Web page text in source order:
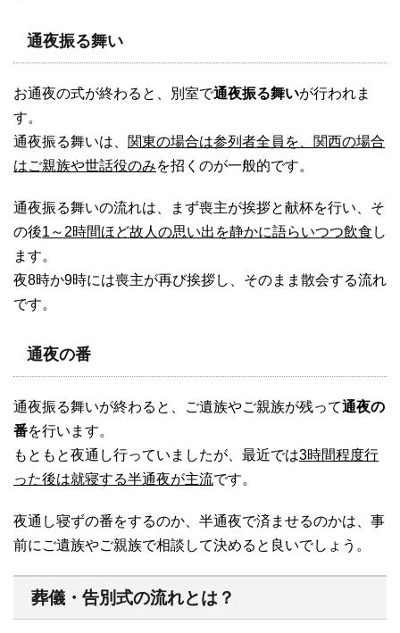
通夜振る舞い
お通夜の式が終わると、別室で通夜振る舞いが行われま
す。
通夜振る舞いは、 関東の場合は参列者全員を、関西の場合
はご親族や世話役のみを招くのが一般的です。
通夜振る舞いの流れは、まず喪主が挨拶と献杯を行い、そ
の後1～2時間ほど故人の思い出を静かに語らいつつ飲食 し
ます。
夜8時か9時には喪主が再び挨拶し、そのまま散会する流れ
です。
通夜の番
通夜振る舞いが終わると、ご遺族やご親族が残って通夜の
番を行います。
もともと夜通し行っていましたが、最近では3時間程度行
った後は就寝する半通夜が主流です。
夜通し寝ずの番をするのか、半通夜で済ませるのかは、事
前にご遺族やご親族で相談して決めると良いでしょう。
葬儀・告別式の流れとは？